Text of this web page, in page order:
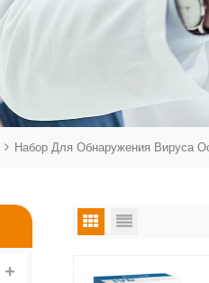
Набор Для Обнаружения Вируса